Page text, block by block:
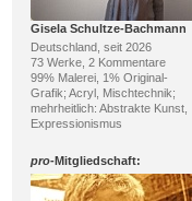
Gisela Schultze-Bachmann
Deutschland, seit 2026
73 Werke, 2 Kommentare
99% Malerei, 1% Original-
Grafik; Acryl, Mischtechnik;
mehrheitlich: Abstrakte Kunst,
Expressionismus
pro-Mitgliedschaft: